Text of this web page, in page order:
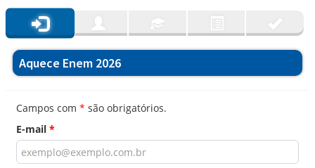
Aquece Enem 2026
Campos com * são obrigatórios.
E-mail *